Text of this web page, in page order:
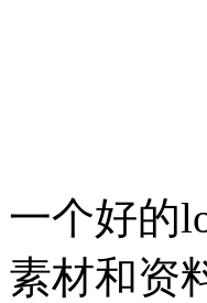
一个好的
素材和资